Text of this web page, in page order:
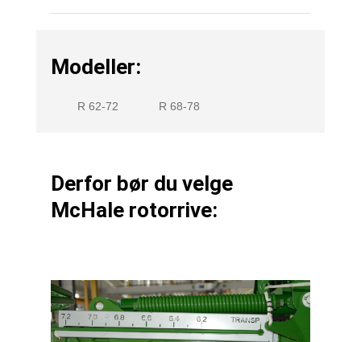
Modeller:
R 62-72 R 68-78
Derfor bør du velge
McHale rotorrive: